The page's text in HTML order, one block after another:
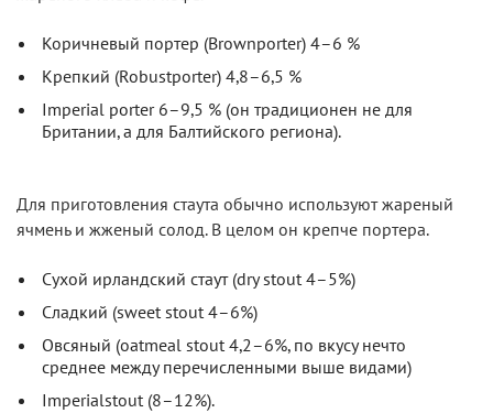
Коричневый портер (Brownporter) 4–6 %
Крепкий (Robustporter) 4,8–6,5 %
Imperial porter 6–9,5 % (он традиционен не для
Британии, а для Балтийского региона).
Для приготовления стаута обычно используют жареный
ячмень и жженый солод. В целом он крепче портера.
Сухой ирландский стаут (dry stout 4–5%)
Сладкий (sweet stout 4–6%)
Овсяный (oatmeal stout 4,2–6%, по вкусу нечто
среднее между перечисленными выше видами)
Imperialstout (8–12%).